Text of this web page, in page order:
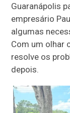
Guaranápolis
empresário
algumas
Com um olhar
resolve os
depois.